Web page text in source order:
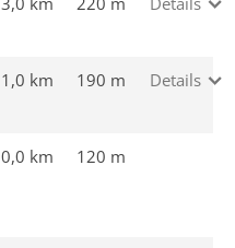
1,0 km 190 m Details
0,0 km 120 m